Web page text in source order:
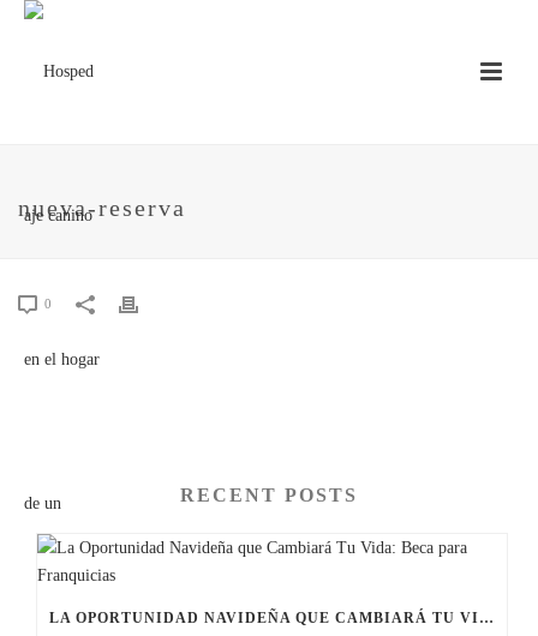
nueva-reserva
0
RECENT POSTS
LA OPORTUNIDAD NAVIDEÑA QUE CAMBIARÁ TU VIDA: BECA PARA FRANQUICIAS